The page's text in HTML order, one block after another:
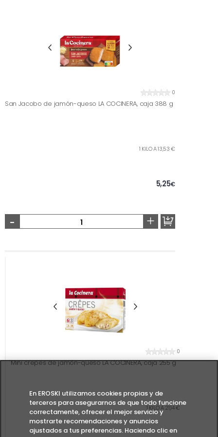
0
San Jacobo de jamón-queso LA COCINERA, caja 388 g
1 KILO A 13,53 €
5,25€
- +
0
Mini crepes de jamón-queso LA COCINERA, caja 255 g
1 KILO A 21,14 €
En EROSKI utilizamos cookies propias y de
terceros para asegurarnos de que todo funcione
correctamente, ofrecer el mejor servicio y
mostrarte recomendaciones y anuncios
ajustados a tus preferencias. Haciendo clic en